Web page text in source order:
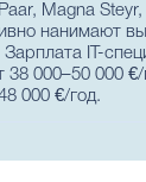
Magna
нанимают
IT-
38 000–50 000
000 €/год.